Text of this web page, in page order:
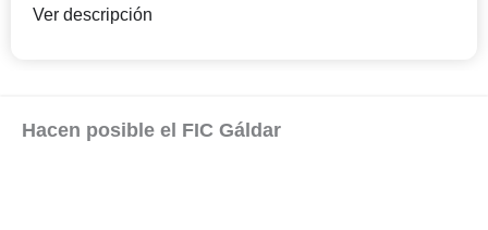
Ver descripción
Hacen posible el FIC Gáldar